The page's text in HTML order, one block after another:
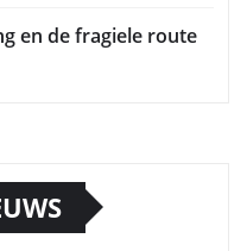
en de fragiele route